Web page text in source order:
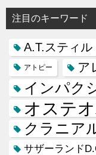
注目のキーワード
A.T.スティル
アトピー ア
インパク
オステ
クラニア
サザーランド